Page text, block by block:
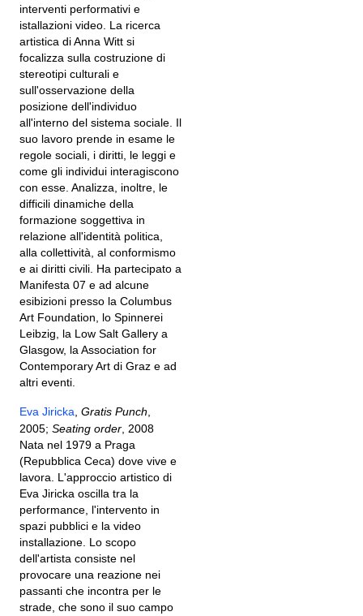
interventi performativi e
istallazioni video. La ricerca
artistica di Anna Witt si
focalizza sulla costruzione di
stereotipi culturali e
sull'osservazione della
posizione dell'individuo
all'interno del sistema sociale. Il
suo lavoro prende in esame le
regole sociali, i diritti, le leggi e
come gli individui interagiscono
con esse. Analizza, inoltre, le
difficili dinamiche della
formazione soggettiva in
relazione all'identità politica,
alla collettività, al conformismo
e ai diritti civili. Ha partecipato a
Manifesta 07 e ad alcune
esibizioni presso la Columbus
Art Foundation, lo Spinnerei
Leibzig, la Low Salt Gallery a
Glasgow, la Association for
Contemporary Art di Graz e ad
altri eventi.
Eva Jiricka Gratis Punch
2005; Seating order , 2008
Nata nel 1979 a Praga
(Repubblica Ceca) dove vive e
lavora. L'approccio artistico di
Eva Jiricka oscilla tra la
performance, l'intervento in
spazi pubblici e la video
installazione. Lo scopo
dell'artista consiste nel
provocare una reazione nei
passanti che incontra per le
strade, che sono il suo campo